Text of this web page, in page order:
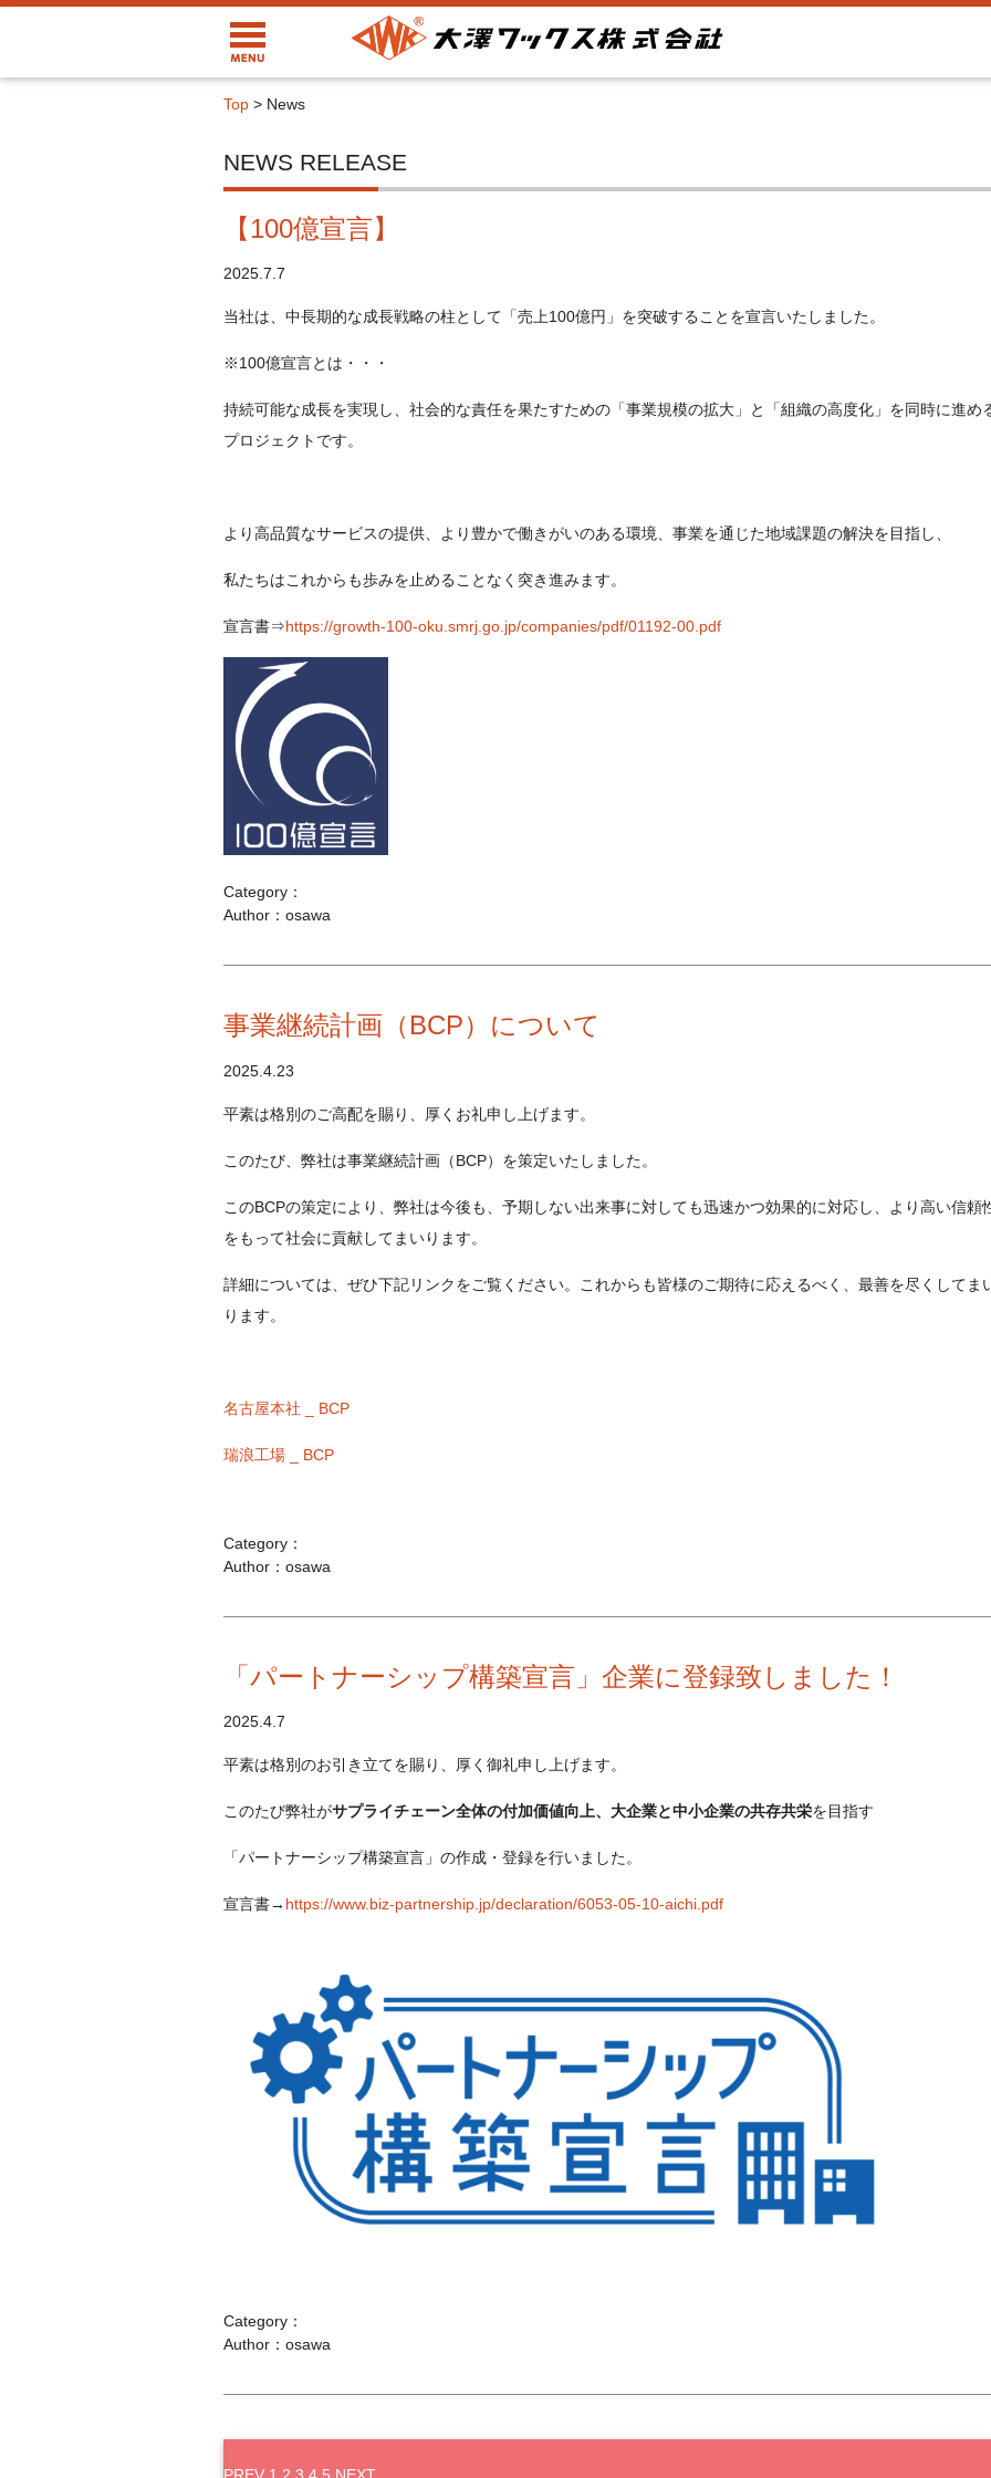
Top> News
NEWS RELEASE
【100億宣言】
2025.7.7
当社は、中長期的な成長戦略の柱として「売上100億円」を突破することを宣言いたしました。
※100億宣言とは・・・
持続可能な成長を実現し、社会的な責任を果たすための「事業規模の拡大」と「組織の高度化」を同時に進め
プロジェクトです。
より高品質なサービスの提供、より豊かで働きがいのある環境、事業を通じた地域課題の解決を目指し、
私たちはこれからも歩みを止めることなく突き進みます。
宣言書⇒https://growth-100-oku.smrj.go.jp/companies/pdf/01192-00.pdf
Category：
Author：osawa
事業継続計画（BCP）について
2025.4.23
平素は格別のご高配を賜り、厚くお礼申し上げます。
このたび、弊社は事業継続計画（BCP）を策定いたしました。
このBCPの策定により、弊社は今後も、予期しない出来事に対しても迅速かつ効果的に対応し、より高い信頼
をもって社会に貢献してまいります。
詳細については、ぜひ下記リンクをご覧ください。これからも皆様のご期待に応えるべく、最善を尽くしてま
ります。
名古屋本社 _ BCP
瑞浪工場 _ BCP
Category：
Author：osawa
「パートナーシップ構築宣言」企業に登録致しました！
2025.4.7
平素は格別のお引き立てを賜り、厚く御礼申し上げます。
このたび弊社がサプライチェーン全体の付加価値向上、大企業と中小企業の共存共栄を目指す
「パートナーシップ構築宣言」の作成・登録を行いました。
宣言書→ https://www.biz-partnership.jp/declaration/6053-05-10-aichi.pdf
Category：
Author：osawa